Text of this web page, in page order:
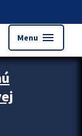
Menu menu